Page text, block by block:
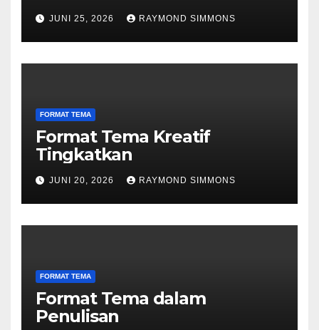
Dinamika Berita
JUNI 25, 2026 RAYMOND SIMMONS
FORMAT TEMA
Format Tema Kreatif
Tingkatkan
JUNI 20, 2026 RAYMOND SIMMONS
FORMAT TEMA
Format Tema dalam
Penulisan